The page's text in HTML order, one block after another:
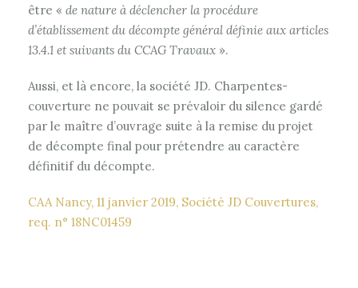
être « de nature à déclencher la procédure
d’établissement du décompte général définie aux articles
13.4.1 et suivants du CCAG Travaux ».
Aussi, et là encore, la société JD. Charpentes-
couverture ne pouvait se prévaloir du silence gardé
par le maître d’ouvrage suite à la remise du projet
de décompte final pour prétendre au caractère
définitif du décompte.
CAA Nancy, 11 janvier 2019, Société JD Couvertures,
req. n° 18NC01459